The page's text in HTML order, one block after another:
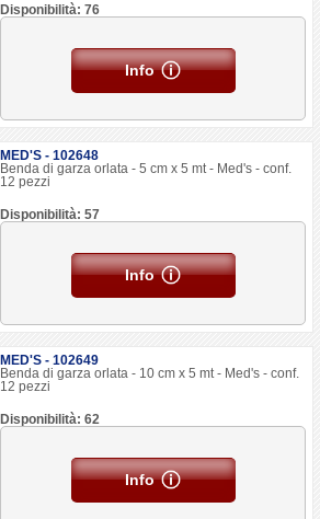
Disponibilità: 76
Info
MED'S - 102648
Benda di garza orlata - 5 cm x 5 mt - Med's - conf.
12 pezzi
Disponibilità: 57
Info
MED'S - 102649
Benda di garza orlata - 10 cm x 5 mt - Med's - conf.
12 pezzi
Disponibilità: 62
Info